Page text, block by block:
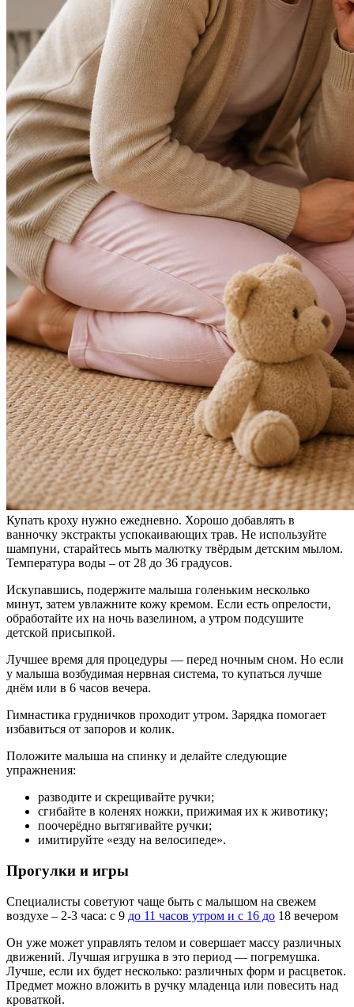
Купать кроху нужно ежедневно. Хорошо добавлять в
ванночку экстракты успокаивающих трав. Не используйте
шампуни, старайтесь мыть малютку твёрдым детским мылом.
Температура воды – от 28 до 36 градусов.
Искупавшись, подержите малыша голеньким несколько
минут, затем увлажните кожу кремом. Если есть опрелости,
обработайте их на ночь вазелином, а утром подсушите
детской присыпкой.
Лучшее время для процедуры — перед ночным сном. Но если
у малыша возбудимая нервная система, то купаться лучше
днём или в 6 часов вечера.
Гимнастика грудничков проходит утром. Зарядка помогает
избавиться от запоров и колик.
Положите малыша на спинку и делайте следующие
упражнения:
разводите и скрещивайте ручки;
сгибайте в коленях ножки, прижимая их к животику;
поочерёдно вытягивайте ручки;
имитируйте «езду на велосипеде».
Прогулки и игры
Специалисты советуют чаще быть с малышом на свежем
воздухе – 2-3 часа: с 9 до 11 часов утром и с 16 до 18 вечером
Он уже может управлять телом и совершает массу различных
движений. Лучшая игрушка в это период — погремушка.
Лучше, если их будет несколько: различных форм и расцветок.
Предмет можно вложить в ручку младенца или повесить над
кроваткой.